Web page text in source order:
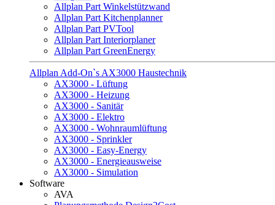
Allplan Part Winkelstützwand
Allplan Part Kitchenplanner
Allplan Part PVTool
Allplan Part Interiorplaner
Allplan Part GreenEnergy
Allplan Add-On`s AX3000 Haustechnik
AX3000 - Lüftung
AX3000 - Heizung
AX3000 - Sanitär
AX3000 - Elektro
AX3000 - Wohnraumlüftung
AX3000 - Sprinkler
AX3000 - Easy-Energy
AX3000 - Energieausweise
AX3000 - Simulation
Software
AVA